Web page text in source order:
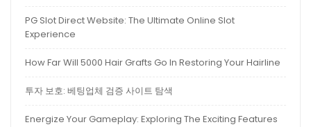
PG Slot Direct Website: The Ultimate Online Slot
Experience
How Far Will 5000 Hair Grafts Go In Restoring Your Hairline
투자 보호: 베팅업체 검증 사이트 탐색
Energize Your Gameplay: Exploring The Exciting Features